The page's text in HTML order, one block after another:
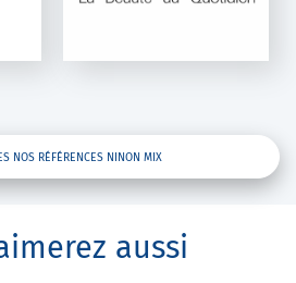
NOS RÉFÉRENCES NINON MIX
aussi